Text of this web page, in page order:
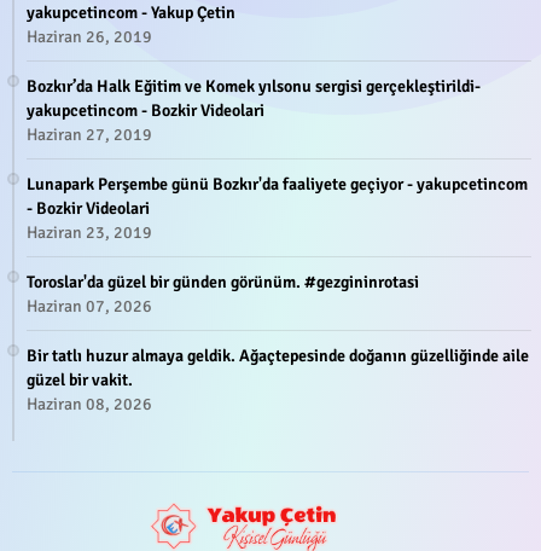
yakupcetincom - Yakup Çetin
Haziran 26, 2019
Bozkır’da Halk Eğitim ve Komek yılsonu sergisi gerçekleştirildi-
yakupcetincom - Bozkir Videolari
Haziran 27, 2019
Lunapark Perşembe günü Bozkır'da faaliyete geçiyor - yakupcetincom
- Bozkir Videolari
Haziran 23, 2019
Toroslar'da güzel bir günden görünüm. #gezgininrotasi
Haziran 07, 2026
Bir tatlı huzur almaya geldik. Ağaçtepesinde doğanın güzelliğinde aile
güzel bir vakit.
Haziran 08, 2026